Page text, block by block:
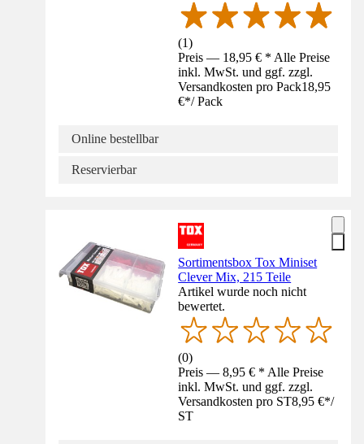
(1)
Preis — 18,95 € * Alle Preise
inkl. MwSt. und ggf. zzgl.
Versandkosten pro Pack18,95
€*/ Pack
Online bestellbar
Reservierbar
Sortimentsbox Tox Miniset
Clever Mix, 215 Teile
Artikel wurde noch nicht
bewertet.
(0)
Preis — 8,95 € * Alle Preise
inkl. MwSt. und ggf. zzgl.
Versandkosten pro ST8,95 €*/
ST